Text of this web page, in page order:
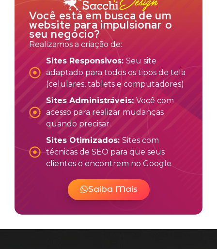
Você está em busca de um
website para impulsionar o
seu negócio?
Realizamos a criação de:
Sites Responsivos: Seu site
adaptado para todos os tipos de tela
(celulares, tablets e computadores)
Sites Administráveis: Você com
acesso para realizar mudanças
quando precisar.
Sites Otimizados: Sites com
técnicas de SEO para que seus
clientes o encontrem no Google
Saiba Mais